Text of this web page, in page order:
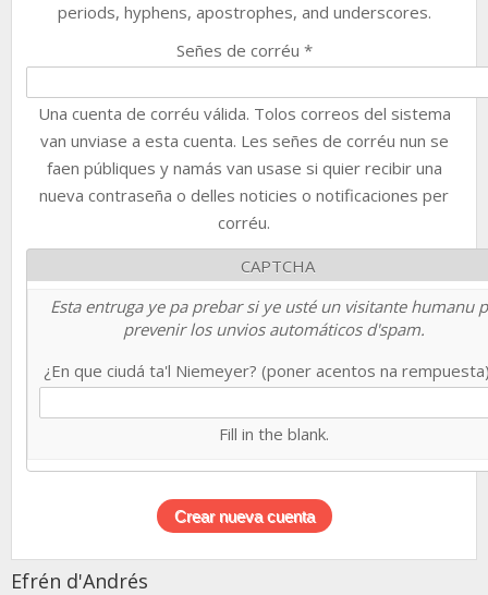
periods, hyphens, apostrophes, and underscores.
Señes de corréu *
Una cuenta de corréu válida. Tolos correos del sistema
van unviase a esta cuenta. Les señes de corréu nun se
faen públiques y namás van usase si quier recibir una
nueva contraseña o delles noticies o notificaciones per
corréu.
CAPTCHA
Esta entruga ye pa prebar si ye usté un visitante humanu
prevenir los unvios automáticos d'spam.
¿En que ciudá ta'l Niemeyer? (poner acentos na
Fill in the blank.
Efrén d'Andrés